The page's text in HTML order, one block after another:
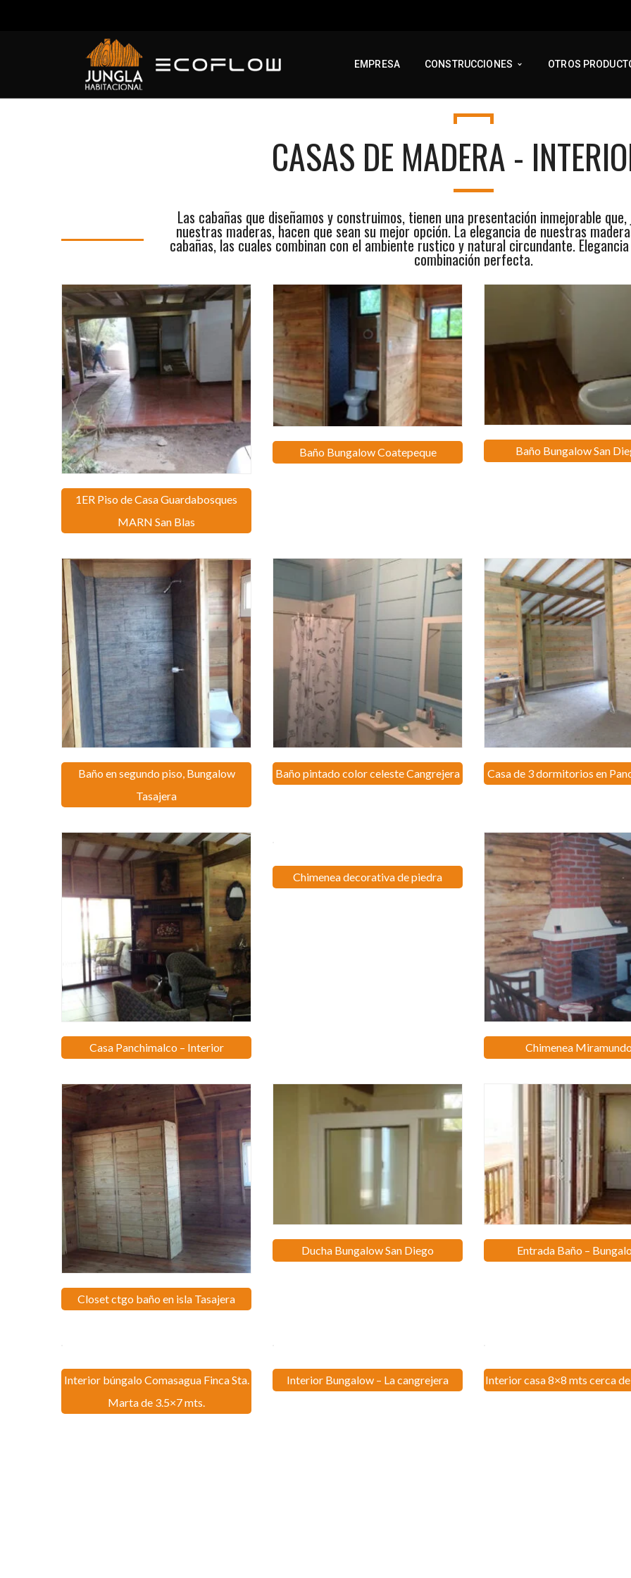
EMPRESA CONSTRUCCIONES OTROS
CASAS DE MADERA -
Las cabañas que diseñamos y construimos, tienen una presentación inmejorable
nuestras maderas, hacen que sean su mejor opción. La elegancia de nuestras
cabañas, las cuales combinan con el ambiente rustico y natural circundante.
combinación perfecta.
1ER Piso de Casa Guardabosques
MARN San Blas
Baño Bungalow Coatepeque Baño Bungalow San
Baño en segundo piso, Bungalow
Tasajera
Baño pintado color celeste Cangrejera Casa de 3 dormitorios en
Casa Panchimalco – Interior
Chimenea decorativa de piedra
Chimenea
Closet ctgo baño en isla Tasajera
Ducha Bungalow San Diego Entrada Baño –
Interior búngalo Comasagua Finca Sta.
Marta de 3.5×7 mts.
Interior Bungalow – La cangrejera Interior casa 8×8 mts cerca